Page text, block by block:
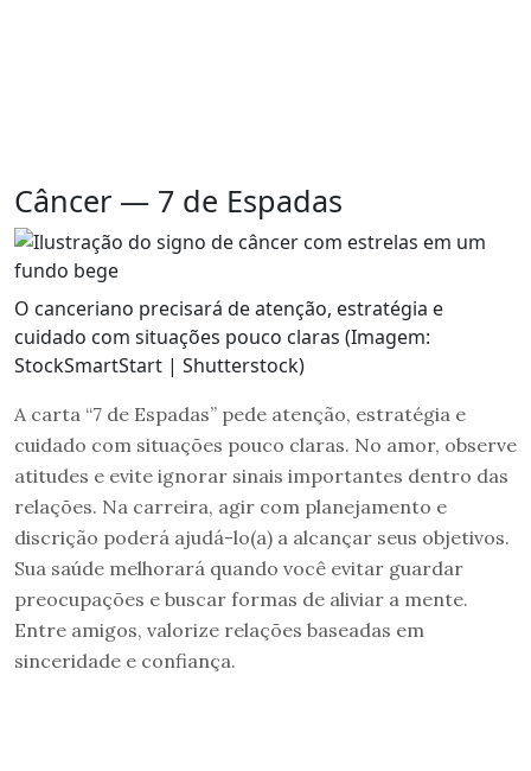
Câncer — 7 de Espadas
O canceriano precisará de atenção, estratégia e
cuidado com situações pouco claras (Imagem:
StockSmartStart | Shutterstock)
A carta “7 de Espadas” pede atenção, estratégia e
cuidado com situações pouco claras. No amor, observe
atitudes e evite ignorar sinais importantes dentro das
relações. Na carreira, agir com planejamento e
discrição poderá ajudá-lo(a) a alcançar seus objetivos.
Sua saúde melhorará quando você evitar guardar
preocupações e buscar formas de aliviar a mente.
Entre amigos, valorize relações baseadas em
sinceridade e confiança.